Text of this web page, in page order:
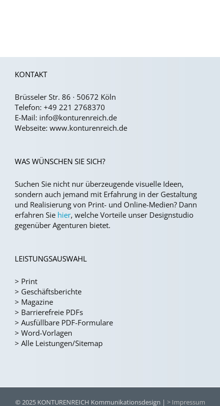
KONTAKT
Brüsseler Str. 86 · 50672 Köln
Telefon: +49 221 2768370
E-Mail: info@konturenreich.de
Webseite: www.konturenreich.de
WAS WÜNSCHEN SIE SICH?
Suchen Sie nicht nur überzeugende visuelle Ideen,
sondern auch jemand mit Erfahrung in der Gestaltung
und Realisierung von Print- und Online-Medien? Dann
erfahren Sie hier, welche Vorteile unser Designstudio
gegenüber Agenturen bietet.
LEISTUNGSAUSWAHL
> Print
> Geschäftsberichte
> Magazine
> Barrierefreie PDFs
> Ausfüllbare PDF-Formulare
> Word-Vorlagen
> Alle Leistungen/Sitemap
© 2025 KONTURENREICH Kommunikationsdesign | > Impressum